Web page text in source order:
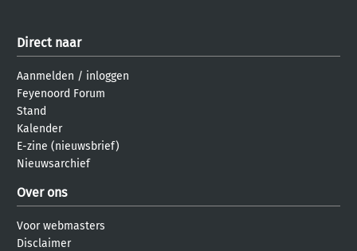
Direct naar
Aanmelden / inloggen
Feyenoord Forum
Stand
Kalender
E-zine (nieuwsbrief)
Nieuwsarchief
Over ons
Voor webmasters
Disclaimer